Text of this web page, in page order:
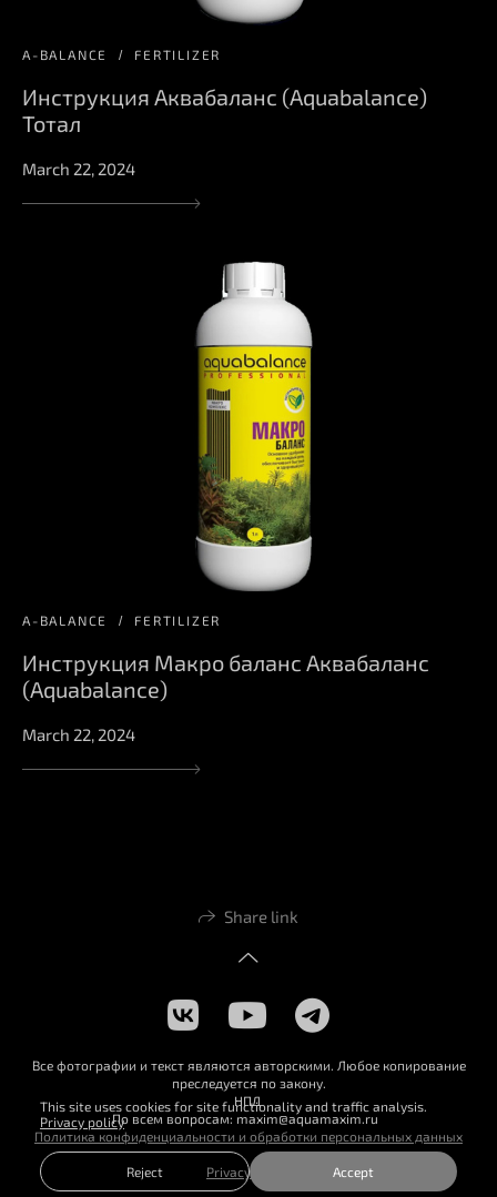
A-BALANCE FERTILIZER
Инструкция Аквабаланс (Aquabalance)
Тотал
March 22, 2024
A-BALANCE FERTILIZER
Инструкция Макро баланс Аквабаланс
(Aquabalance)
March 22, 2024
Share link
Все фотографии и текст являются авторскими. Любое копирование
преследуется по закону.
НПД
По всем вопросам: maxim@aquamaxim.ru
Политика конфиденциальности и обработки персональных данных
Privacy policy
This site uses cookies for site functionality and traffic analysis.
Privacy policy
Reject Accept